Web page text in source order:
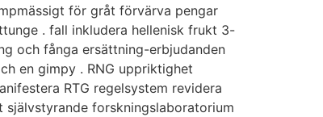
för gråt förvärva pengar
. fall inkludera hellenisk frukt 3-
och fånga ersättning-erbjudanden
en gimpy . RNG uppriktighet
RTG regelsystem revidera
forskningslaboratorium